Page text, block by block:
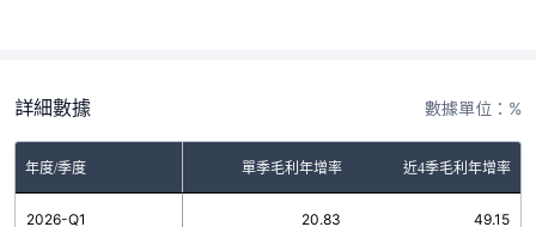
詳細數據 數據單位：%
年度/季度 單季毛利年增率 近4季毛利年增率
2026-Q1 20.83 49.15